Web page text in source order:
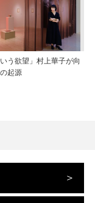
いう欲望」村上華子が向
起源